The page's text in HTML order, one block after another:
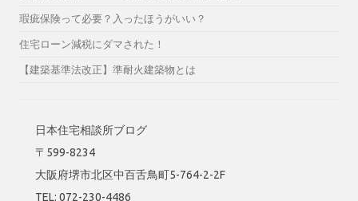
瑕疵保険って必要？入ったほうがいい？
住宅ローン減税にダマされた！
【建築基準法改正】準耐火建築物とは
日本住宅相談所ブログ
〒599-8234
大阪府堺市北区中百舌鳥町5-764-2-2F
TEL: 072-230-4486